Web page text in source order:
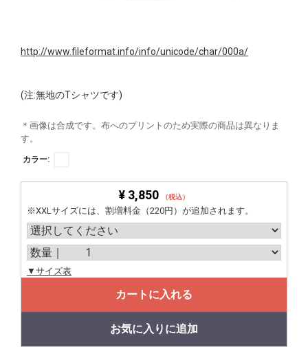
http://www.fileformat.info/info/unicode/char/000a/
(注:無地のTシャツです)
＊画像は合成です。布へのプリントのため実際の商品は異なりま
す。
カラー:
¥ 3,850 （税込）
※XXLサイズには、割増料金（220円）が追加されます。
▼サイズ表
カートに入れる
お気に入りに追加